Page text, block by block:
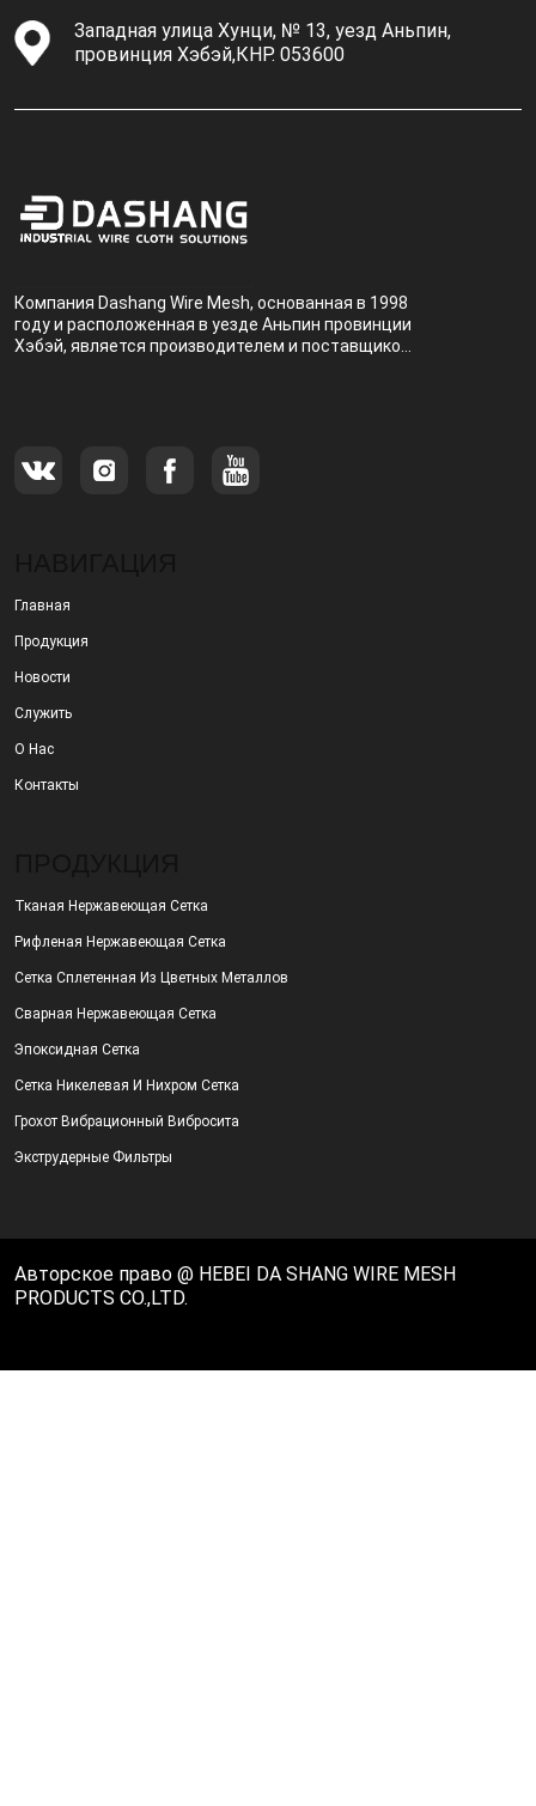
Западная улица Хунци, № 13, уезд Аньпин,
провинция Хэбэй,КНР. 053600
Компания Dashang Wire Mesh, основанная в 1998
году и расположенная в уезде Аньпин провинции
Хэбэй, является производителем и поставщиком,
Главная
Продукция
Новости
Служить
О Нас
Контакты
Тканая Нержавеющая Сетка
Рифленая Нержавеющая Сетка
Сетка Сплетенная Из Цветных Металлов
Сварная Нержавеющая Сетка
Эпоксидная Сетка
Сетка Никелевая И Нихром Сетка
Грохот Вибрационный Вибросита
Экструдерные Фильтры
Авторское право @ HEBEI DA SHANG WIRE MESH
PRODUCTS CO.,LTD.